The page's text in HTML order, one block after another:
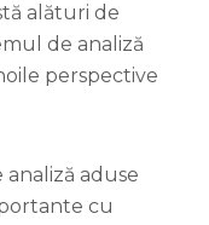
alături de
de analiză
perspective
aduse
cu